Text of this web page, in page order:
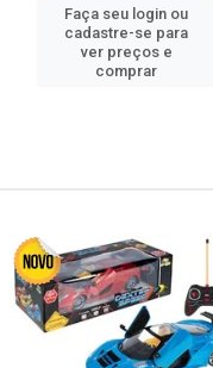
Faça seu login ou
cadastre-se para
ver preços e
comprar